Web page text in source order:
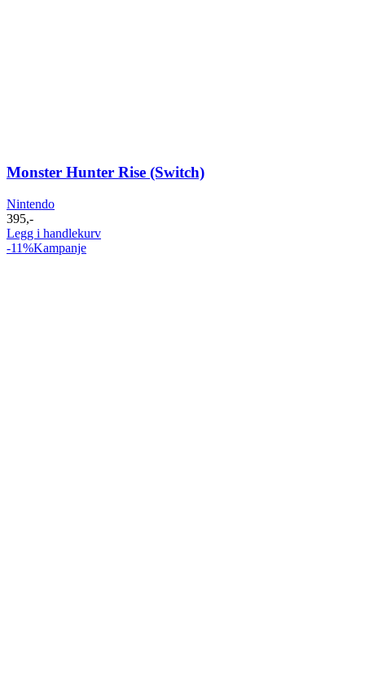
Monster Hunter Rise (Switch)
Nintendo
395,-
Legg i handlekurv
-11%Kampanje